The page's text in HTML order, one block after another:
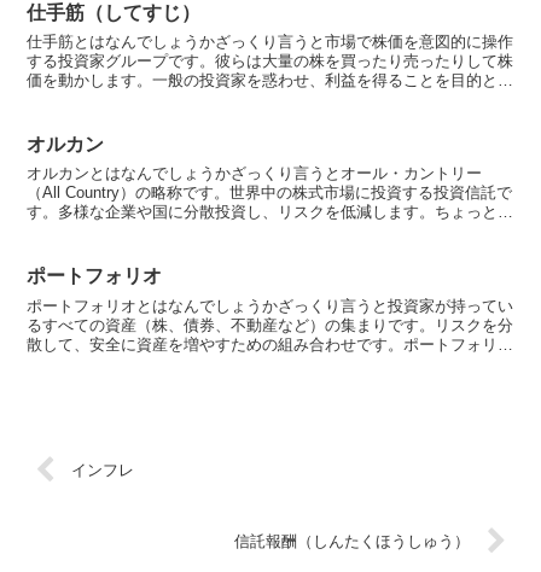
仕手筋（してすじ）
仕手筋とはなんでしょうかざっくり言うと市場で株価を意図的に操作
する投資家グループです。彼らは大量の株を買ったり売ったりして株
価を動かします。一般の投資家を惑わせ、利益を得ることを目的とし
オルカン
オルカンとはなんでしょうかざっくり言うとオール・カントリー
（All Country）の略称です。世界中の株式市場に投資する投資信託で
す。多様な企業や国に分散投資し、リスクを低減します。ちょっと詳
ポートフォリオ
ポートフォリオとはなんでしょうかざっくり言うと投資家が持ってい
るすべての資産（株、債券、不動産など）の集まりです。リスクを分
散して、安全に資産を増やすための組み合わせです。ポートフォリオ
インフレ
信託報酬（しんたくほうしゅう）